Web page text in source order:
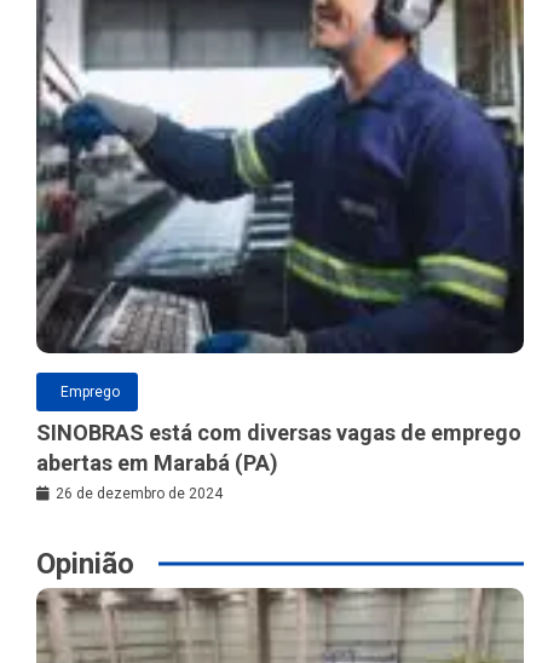
Emprego
SINOBRAS está com diversas vagas de emprego
abertas em Marabá (PA)
26 de dezembro de 2024
Opinião